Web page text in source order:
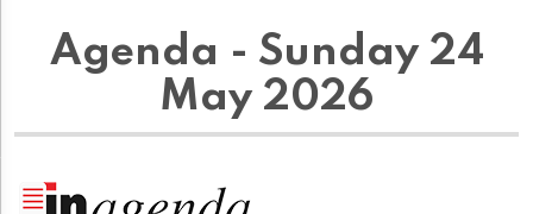
Agenda - Sunday 24
May 2026